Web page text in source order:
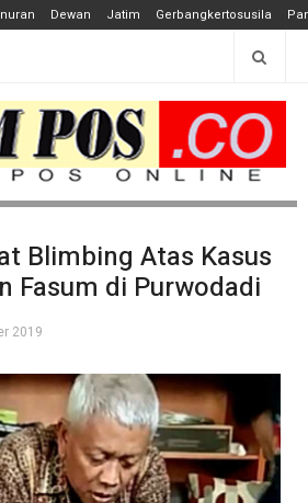
Dewan Jatim Gerbangkertosusila
Blimbing Atas Kasus
Fasum di Purwodadi
2019